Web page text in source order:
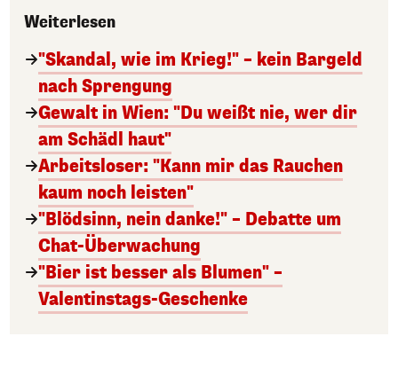
Weiterlesen
"Skandal, wie im Krieg!" – kein Bargeld
nach Sprengung
Gewalt in Wien: "Du weißt nie, wer dir
am Schädl haut"
Arbeitsloser: "Kann mir das Rauchen
kaum noch leisten"
"Blödsinn, nein danke!" – Debatte um
Chat-Überwachung
"Bier ist besser als Blumen" –
Valentinstags-Geschenke